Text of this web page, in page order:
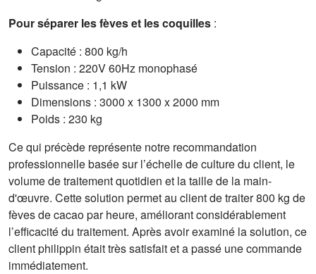
Pour séparer les fèves et les coquilles :
Capacité : 800 kg/h
Tension : 220V 60Hz monophasé
Puissance : 1,1 kW
Dimensions : 3000 x 1300 x 2000 mm
Poids : 230 kg
Ce qui précède représente notre recommandation
professionnelle basée sur l’échelle de culture du client, le
volume de traitement quotidien et la taille de la main-
d'œuvre. Cette solution permet au client de traiter 800 kg de
fèves de cacao par heure, améliorant considérablement
l’efficacité du traitement. Après avoir examiné la solution, ce
client philippin était très satisfait et a passé une commande
immédiatement.